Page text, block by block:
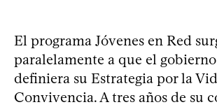
El programa Jóvenes en Red
paralelamente a que el
definiera su Estrategia por la
Convivencia. A tres años de su